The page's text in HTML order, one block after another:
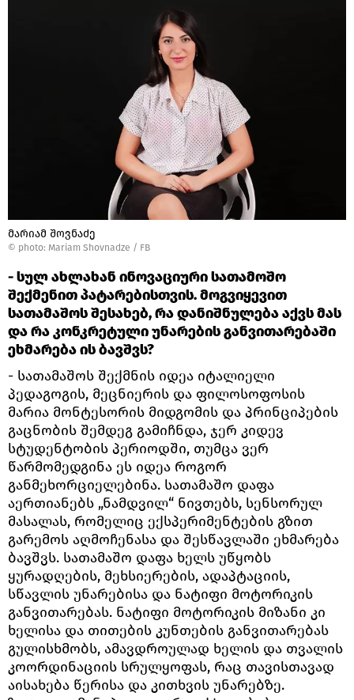
მარიამ შოვნაძე
© photo: Mariam Shovnadze / FB
- სულ ახლახან ინოვაციური სათამოშო
შექმენით პატარებისთვის. მოგვიყევით
სათამაშოს შესახებ, რა დანიშნულება აქვს მას
და რა კონკრეტული უნარების განვითარებაში
ეხმარება ის ბავშვს?
- სათამაშოს შექმნის იდეა იტალიელი
პედაგოგის, მეცნიერის და ფილოსოფოსის
მარია მონტესორის მიდგომის და პრინციპების
გაცნობის შემდეგ გამიჩნდა, ჯერ კიდევ
სტუდენტობის პერიოდში, თუმცა ვერ
წარმომედგინა ეს იდეა როგორ
განმეხორციელებინა. სათამაშო დაფა
აერთიანებს „ნამდვილ“ ნივთებს, სენსორულ
მასალას, რომელიც ექსპერიმენტების გზით
გარემოს აღმოჩენასა და შესწავლაში ეხმარება
ბავშვს. სათამაშო დაფა ხელს უწყობს
ყურადღების, მეხსიერების, ადაპტაციის,
სწავლის უნარებისა და ნატიფი მოტორიკის
განვითარებას. ნატიფი მოტორიკის მიზანი კი
ხელისა და თითების კუნთების განვითარებას
გულისხმობს, ამავდროულად ხელის და თვალის
კოორდინაციის სრულყოფას, რაც თავისთავად
აისახება წერისა და კითხვის უნარებზე.